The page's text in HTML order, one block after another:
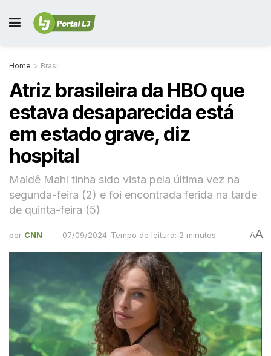
Home Brasil
Atriz brasileira da HBO que
estava desaparecida está
em estado grave, diz
hospital
Maidê Mahl tinha sido vista pela última vez na
segunda-feira (2) e foi encontrada ferida na tarde
de quinta-feira (5)
por CNN 07/09/2024 Tempo de leitura: 2 minutos AA